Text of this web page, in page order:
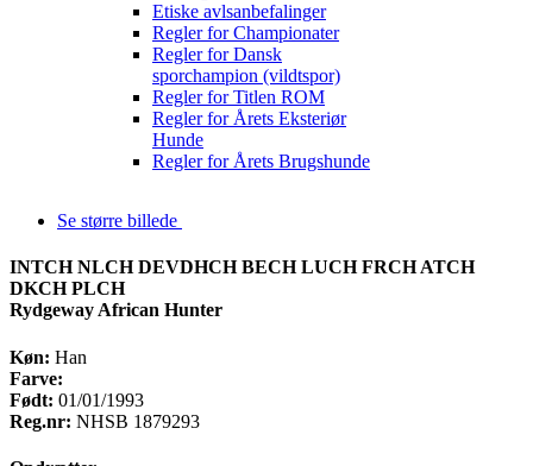
Etiske avlsanbefalinger
Regler for Championater
Regler for Dansk
sporchampion (vildtspor)
Regler for Titlen ROM
Regler for Årets Eksteriør
Hunde
Regler for Årets Brugshunde
Se større billede
INTCH NLCH DEVDHCH BECH LUCH FRCH ATCH
DKCH PLCH
Rydgeway African Hunter
Køn: Han
Farve:
Født: 01/01/1993
Reg.nr: NHSB 1879293